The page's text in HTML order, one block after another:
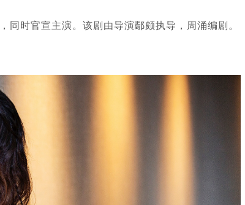
时官宣主演。该剧由导演鄢颇执导，周涌编剧。